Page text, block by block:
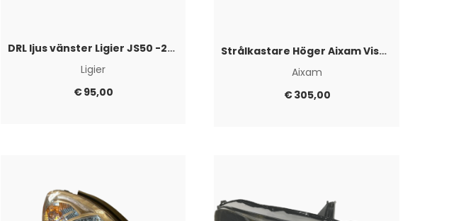
DRL ljus vänster Ligier JS50 -2017
Ligier
€95,00
Strålkastare Höger Aixam Vison 2014+
Aixam
€305,00